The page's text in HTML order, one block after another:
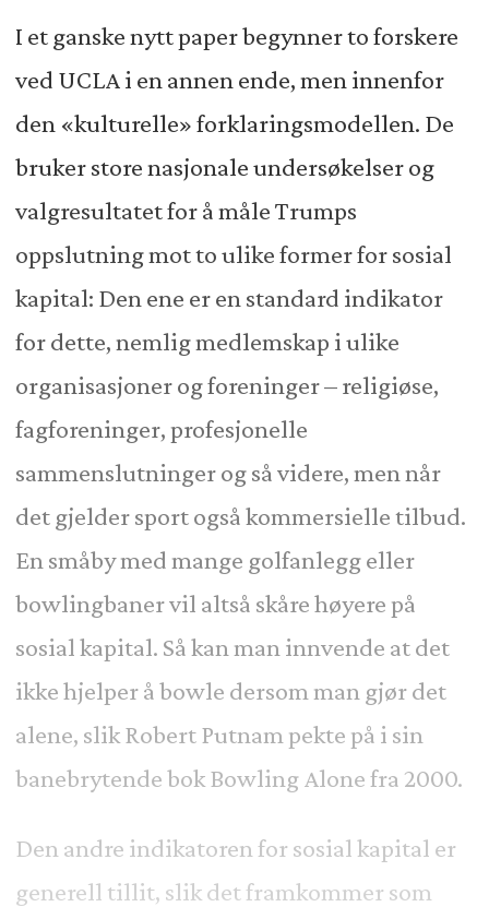
I et ganske nytt paper begynner to forskere
ved UCLA i en annen ende, men innenfor
den «kulturelle» forklaringsmodellen. De
bruker store nasjonale undersøkelser og
valgresultatet for å måle Trumps
oppslutning mot to ulike former for sosial
kapital: Den ene er en standard indikator
for dette, nemlig medlemskap i ulike
organisasjoner og foreninger – religiøse,
fagforeninger, profesjonelle
sammenslutninger og så videre, men når
det gjelder sport også kommersielle tilbud.
En småby med mange golfanlegg eller
bowlingbaner vil altså skåre høyere på
sosial kapital. Så kan man innvende at det
ikke hjelper å bowle dersom man gjør det
alene, slik Robert Putnam pekte på i sin
banebrytende bok Bowling Alone fra 2000.
Den andre indikatoren for sosial kapital er
generell tillit, slik det framkommer som